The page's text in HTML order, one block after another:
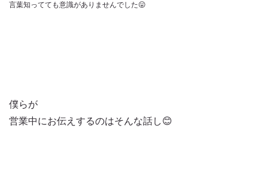
言葉知ってても意識がありませんでした😛
僕らが
営業中にお伝えするのはそんな話し😊